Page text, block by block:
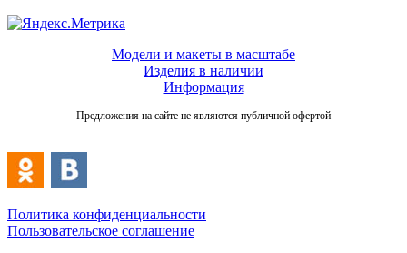
Модели и макеты в масштабе
Изделия в наличии
Информация
Предложения на сайте не являются публичной офертой
Политика конфиденциальности
Пользовательское соглашение